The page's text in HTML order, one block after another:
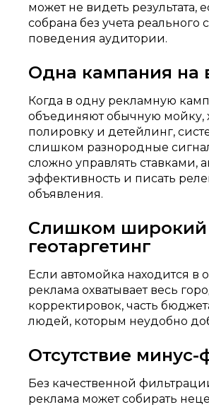
может не видеть результата,
собрана без учета реального
поведения аудитории.
Одна кампания на
Когда в одну рекламную
объединяют обычную мойку,
полировку и детейлинг,
слишком разнородные
сложно управлять ставками,
эффективность и писать
объявления.
Слишком широкий
геотаргетинг
Если автомойка находится в
реклама охватывает весь
корректировок, часть
людей, которым неудобно
Отсутствие минус-
Без качественной
реклама может собирать